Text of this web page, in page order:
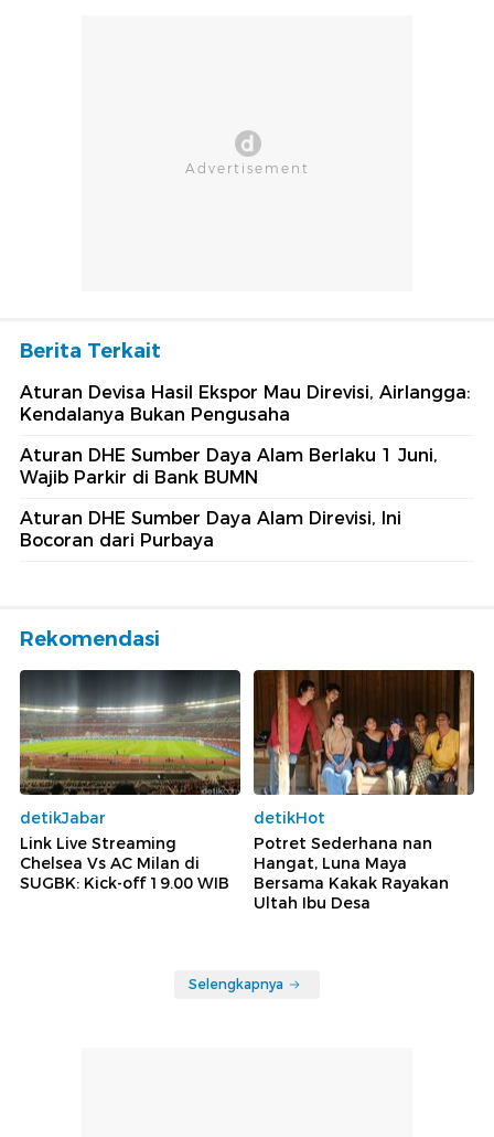
Berita Terkait
Aturan Devisa Hasil Ekspor Mau Direvisi, Airlangga:
Kendalanya Bukan Pengusaha
Aturan DHE Sumber Daya Alam Berlaku 1 Juni,
Wajib Parkir di Bank BUMN
Aturan DHE Sumber Daya Alam Direvisi, Ini
Bocoran dari Purbaya
Rekomendasi
detikJabar
Link Live Streaming
Chelsea Vs AC Milan di
SUGBK: Kick-off 19.00 WIB
detikHot
Potret Sederhana nan
Hangat, Luna Maya
Bersama Kakak Rayakan
Ultah Ibu Desa
Selengkapnya